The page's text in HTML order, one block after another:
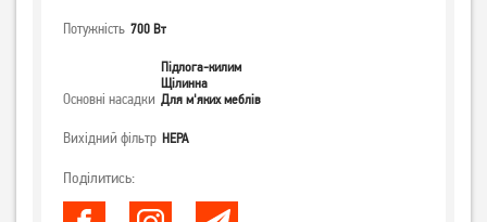
Потужність 700 Вт
Основні насадки
Підлога-килим
Щілинна
Для м'яких меблів
Вихідний фільтр НЕРА
Поділитись: